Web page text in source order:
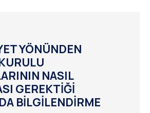
YÖNÜNDEN
NASIL
GEREKTİĞİ
BİLGİLENDİRME